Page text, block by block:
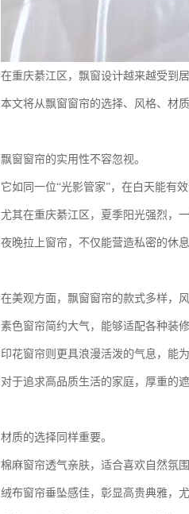
在重庆綦江区，飘窗设计越来越受到
本文将从飘窗窗帘的选择、风格、材
飘窗窗帘的实用性不容忽视。
它如同一位“光影管家”，在白天能有
尤其在重庆綦江区，夏季阳光强烈，
夜晚拉上窗帘，不仅能营造私密的休
在美观方面，飘窗窗帘的款式多样，风
素色窗帘简约大气，能够适配各种装
印花窗帘则更具浪漫活泼的气息，能
对于追求高品质生活的家庭，厚重的
材质的选择同样重要。
棉麻窗帘透气亲肤，适合喜欢自然氛
绒布窗帘垂坠感佳，彰显高贵典雅，